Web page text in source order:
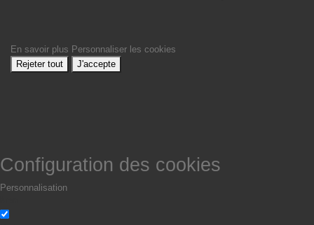
En savoir plus Personnaliser les cookies
Rejeter tout
J'accepte
Configuration des cookies
Personnalisation